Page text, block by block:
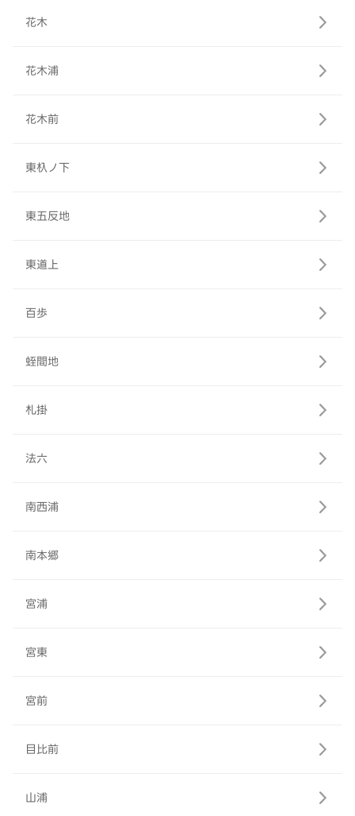
花木
花木浦
花木前
東杁ノ下
東五反地
東道上
百歩
蛭間地
札掛
法六
南西浦
南本郷
宮浦
宮東
宮前
目比前
山浦